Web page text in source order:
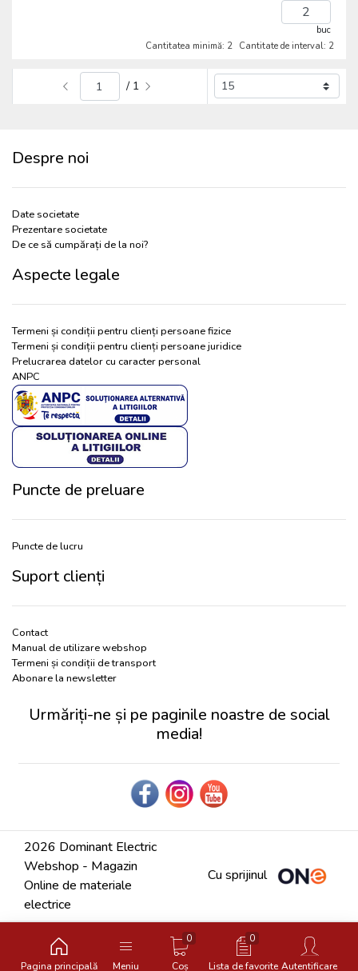
buc
Cantitatea minimă: 2 Cantitate de interval: 2
/ 1
Despre noi
Date societate
Prezentare societate
De ce să cumpărați de la noi?
Aspecte legale
Termeni și condiții pentru clienți persoane fizice
Termeni și condiții pentru clienți persoane juridice
Prelucrarea datelor cu caracter personal
ANPC
Puncte de preluare
Puncte de lucru
Suport clienți
Contact
Manual de utilizare webshop
Termeni și condiții de transport
Abonare la newsletter
Urmăriți-ne și pe paginile noastre de social
media!
2026 Dominant Electric
Webshop - Magazin
Online de materiale
electrice
Cu sprijinul
Pagina principală Meniu
0
Coș
0
Lista de favorite Autentificare